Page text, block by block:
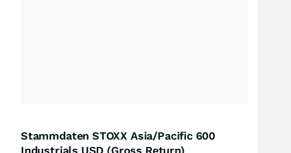
Stammdaten STOXX Asia/Pacific 600
Industrials USD (Gross Return)